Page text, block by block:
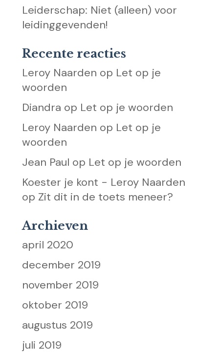
Leiderschap: Niet (alleen) voor
leidinggevenden!
Recente reacties
Leroy Naarden op Let op je
woorden
Diandra op Let op je woorden
Leroy Naarden op Let op je
woorden
Jean Paul op Let op je woorden
Koester je kont - Leroy Naarden
op Zit dit in de toets meneer?
Archieven
april 2020
december 2019
november 2019
oktober 2019
augustus 2019
juli 2019